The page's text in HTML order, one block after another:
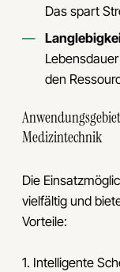
Das spart
den
Medizintechnik
Die
vielfältig und
Vorteile:
1. Intelligente